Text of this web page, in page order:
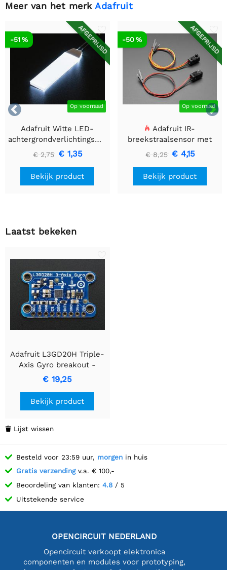
Meer van het merk Adafruit


AFGEPRIJSD
Op voorraad
-51 %
Adafruit Witte LED-
achtergrondverlichtingsmodule
- Klein 12 mm x 40 mm
€ 2,75 € 1,35
Bekijk product
AFGEPRIJSD
Op voorraad
-50 %
Adafruit IR-
breekstraalsensor met
premium draadheader
header einden - 5 mm
LED's
€ 8,25 € 4,15
Bekijk product
Laatst bekeken
Adafruit L3GD20H Triple-
Axis Gyro breakout -
board - L3GD20/L3G4200
Upgrade
€ 19,25
Bekijk product
 Lijst wissen
Besteld voor 23:59 uur, morgen in huis
Gratis verzendingv.a. € 100,-
Beoordeling van klanten: 4.8 / 5
Uitstekende service
OPENCIRCUIT NEDERLAND
Opencircuit verkoopt elektronica
componenten en modules voor prototyping,